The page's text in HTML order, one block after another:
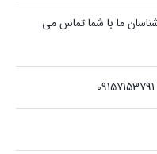
ما با شما تماس می